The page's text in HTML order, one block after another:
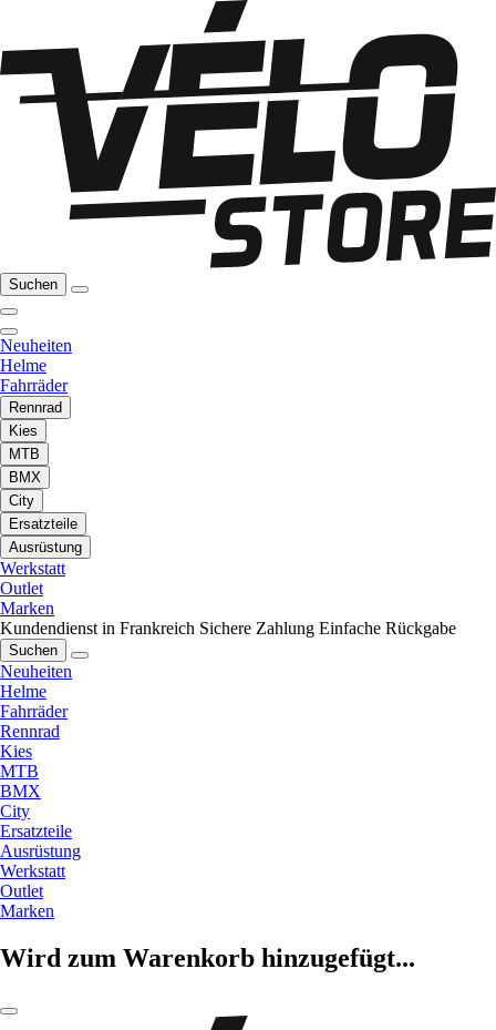
Suchen
Neuheiten
Helme
Fahrräder
Rennrad
Kies
MTB
BMX
City
Ersatzteile
Ausrüstung
Werkstatt
Outlet
Marken
Kundendienst in Frankreich Sichere Zahlung Einfache Rückgabe
Suchen
Neuheiten
Helme
Fahrräder
Rennrad
Kies
MTB
BMX
City
Ersatzteile
Ausrüstung
Werkstatt
Outlet
Marken
Wird zum Warenkorb hinzugefügt...